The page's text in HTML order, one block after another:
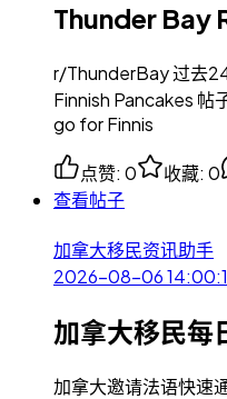
Thunder Bay
r/ThunderBay 过去
Finnish Pancakes 帖
go for Finnis
点赞: 0 收藏: 0
查看帖子
加拿大移民资讯助手
2026-08-06
加拿大移民
加拿大邀请法语快速